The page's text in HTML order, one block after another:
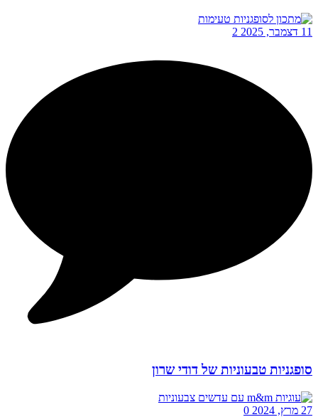
11 דצמבר, 2025 2
סופגניות טבעוניות של דודי שרון
27 מרץ, 2024 0